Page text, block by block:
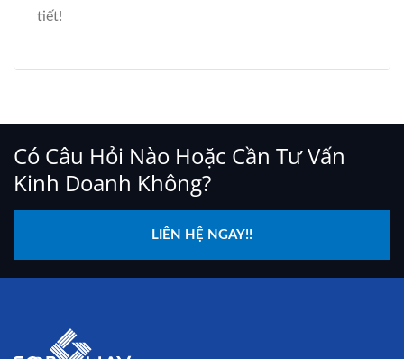
tiết!
Có Câu Hỏi Nào Hoặc Cần Tư Vấn
Kinh Doanh Không?
LIÊN HỆ NGAY!!